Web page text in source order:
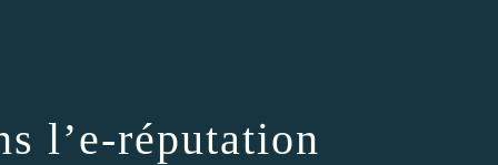
l’e-réputation